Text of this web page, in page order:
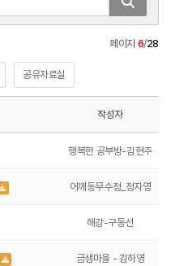
페이지 6/28
공유자료실
작성자
행복한 공부방-김현주
어깨동무수정_정자영
해강-구동선
금샘마을 - 김하영